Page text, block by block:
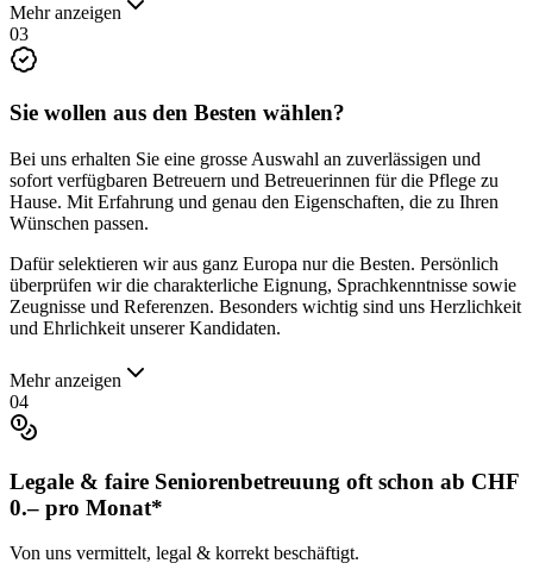
Mehr anzeigen
03
Sie wollen aus den Besten wählen?
Bei uns erhalten Sie eine grosse Auswahl an zuverlässigen und
sofort verfügbaren Betreuern und Betreuerinnen für die Pflege zu
Hause. Mit Erfahrung und genau den Eigenschaften, die zu Ihren
Wünschen passen.
Dafür selektieren wir aus ganz Europa nur die Besten. Persönlich
überprüfen wir die charakterliche Eignung, Sprachkenntnisse sowie
Zeugnisse und Referenzen. Besonders wichtig sind uns Herzlichkeit
und Ehrlichkeit unserer Kandidaten.
Mehr anzeigen
04
Legale & faire Seniorenbetreuung oft schon ab CHF
0.– pro Monat*
Von uns vermittelt, legal & korrekt beschäftigt.